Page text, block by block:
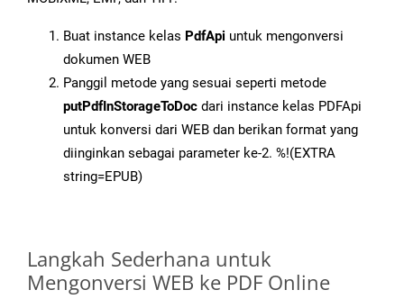
Buat instance kelas PdfApi untuk mengonversi
dokumen WEB
Panggil metode yang sesuai seperti metode
putPdfInStorageToDoc dari instance kelas PDFApi
untuk konversi dari WEB dan berikan format yang
diinginkan sebagai parameter ke-2. %!(EXTRA
string=EPUB)
Langkah Sederhana untuk
Mengonversi WEB ke PDF Online